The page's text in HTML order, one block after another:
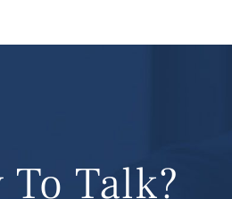
To Talk?